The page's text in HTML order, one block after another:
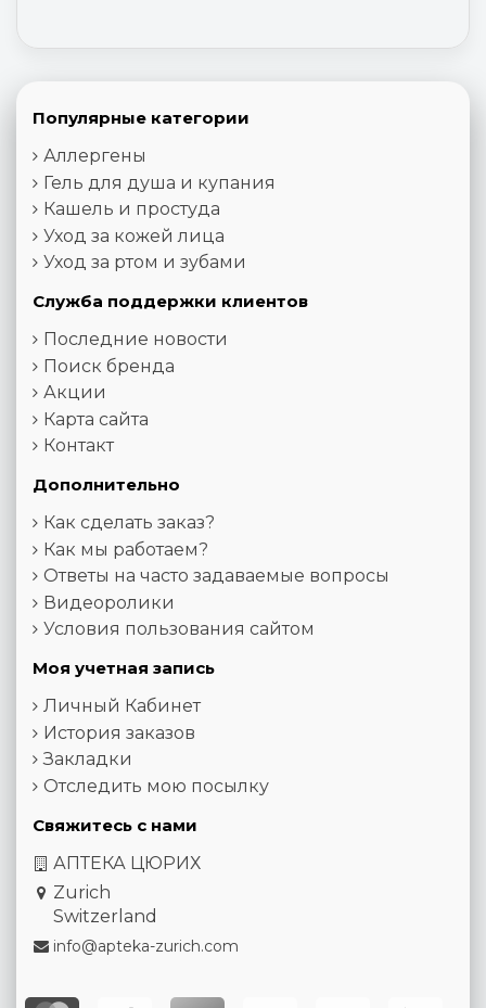
Популярные категории
Аллергены
Гель для душа и купания
Кашель и простуда
Уход за кожей лица
Уход за ртом и зубами
Служба поддержки клиентов
Последние новости
Поиск бренда
Акции
Карта сайта
Контакт
Дополнительно
Как сделать заказ?
Как мы работаем?
Ответы на часто задаваемые вопросы
Видеоролики
Условия пользования сайтом
Моя учетная запись
Личный Кабинет
История заказов
Закладки
Отследить мою посылку
Свяжитесь с нами
АПТЕКА ЦЮРИХ
Zurich
Switzerland
info@apteka-zurich.com